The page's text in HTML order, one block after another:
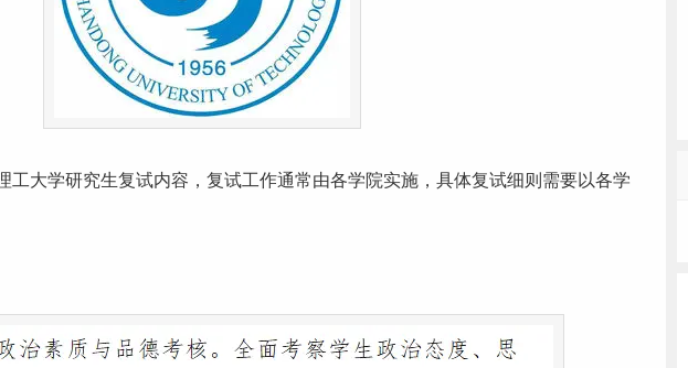
工大学研究生复试内容，复试工作通常由各学院实施，具体复试细则需要以各学